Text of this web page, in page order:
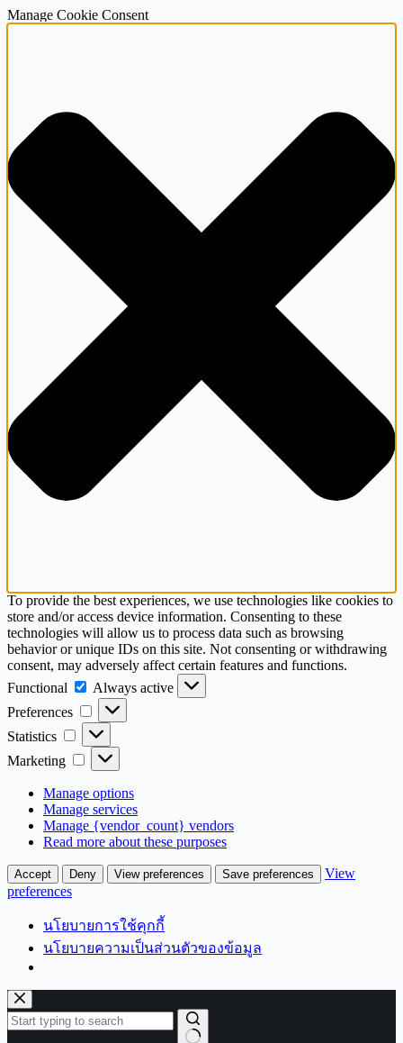
Manage Cookie Consent
To provide the best experiences, we use technologies like cookies to
store and/or access device information. Consenting to these
technologies will allow us to process data such as browsing
behavior or unique IDs on this site. Not consenting or withdrawing
consent, may adversely affect certain features and functions.
Functional
Functional
Always active
Preferences
Preferences
Statistics Statistics
Marketing Marketing
Manage options
Manage services
Manage {vendor_count} vendors
Read more about these purposes
Accept Deny View preferences Save preferences
View
preferences
นโยบายการใช้คุกกี้
นโยบายความเป็นส่วนตัวของข้อมูล
Skip
to
content